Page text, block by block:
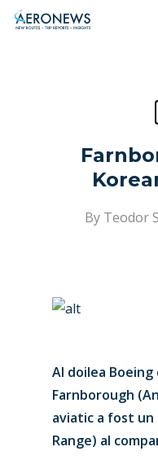
Hit enter to
By Teodor
Al doilea
Farnborough
aviatic a fost un
Range) al